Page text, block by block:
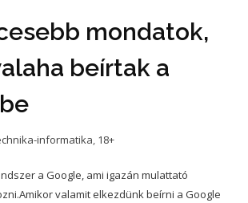
mondatok,
beírtak a
informatika, 18+
a Google, ami igazán mulattató
valamit elkezdünk beírni a Google